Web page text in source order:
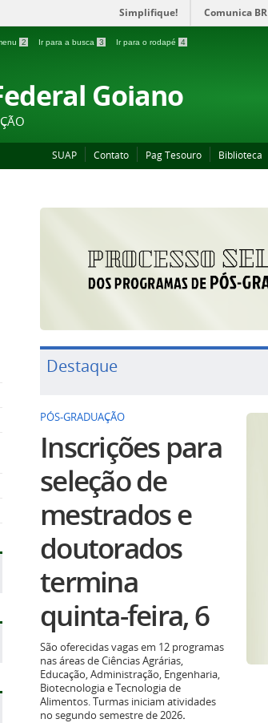
Simplifique! Comunica BR
2 Ir para a busca 3 Ir para o rodapé 4
Goiano
SUAP Contato Pag Tesouro Biblioteca
Destaque
PÓS-GRADUAÇÃO
Inscrições para
seleção de
mestrados e
doutorados
termina
quinta-feira, 6
São oferecidas vagas em 12 programas
nas áreas de Ciências Agrárias,
Educação, Administração, Engenharia,
Biotecnologia e Tecnologia de
Alimentos. Turmas iniciam atividades
no segundo semestre de 2026.